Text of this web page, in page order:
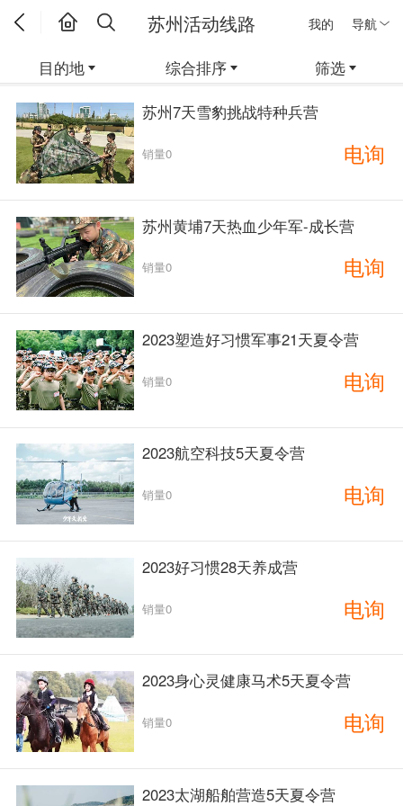
我的 导航
苏州活动线路
目的地 综合排序 筛选
苏州7天雪豹挑战特种兵营
销量0 电询
苏州黄埔7天热血少年军-成长营
销量0 电询
2023塑造好习惯军事21天夏令营
销量0 电询
2023航空科技5天夏令营
销量0 电询
2023好习惯28天养成营
销量0 电询
2023身心灵健康马术5天夏令营
销量0 电询
2023太湖船舶营造5天夏令营